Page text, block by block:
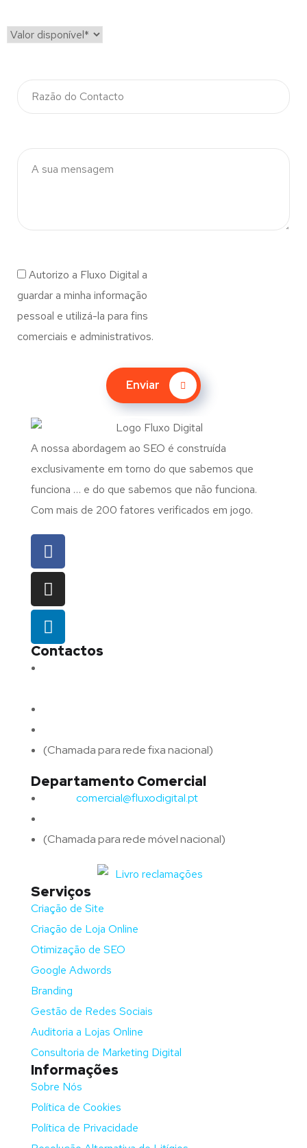
Autorizo a Fluxo Digital a
guardar a minha informação
pessoal e utilizá-la para fins
comerciais e administrativos.
Enviar
A nossa abordagem ao SEO é construída
exclusivamente em torno do que sabemos que
funciona … e do que sabemos que não funciona.
Com mais de 200 fatores verificados em jogo.
Contactos
(Chamada para rede fixa nacional)
Departamento Comercial
comercial@fluxodigital.pt
(Chamada para rede móvel nacional)
Serviços
Criação de Site
Criação de Loja Online
Otimização de SEO
Google Adwords
Branding
Gestão de Redes Sociais
Auditoria a Lojas Online
Consultoria de Marketing Digital
Informações
Sobre Nós
Política de Cookies
Política de Privacidade